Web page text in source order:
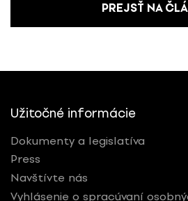
PREJSŤ NA
Užitočné informácie
Dokumenty a legislatíva
Press
Navštívte nás
Vyhlásenie o spracúvaní